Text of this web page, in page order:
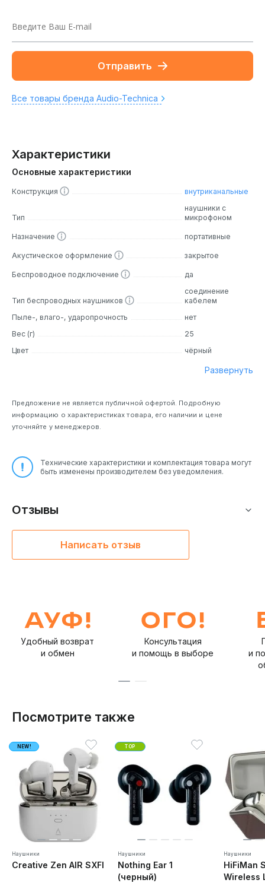
Отправить
Все товары бренда Audio-Technica
Характеристики
Основные характеристики
Конструкция внутриканальные
Тип
наушники с
микрофоном
Назначение портативные
Акустическое оформление закрытое
Беспроводное подключение да
Тип беспроводных наушников
соединение
кабелем
Пыле-, влаго-, ударопрочность
нет
Вес (г)
25
Цвет
чёрный
Развернуть
Предложение не является публичной офертой. Подробную
информацию о характеристиках товара, его наличии и цене
уточняйте у менеджеров.
Технические характеристики и комплектация товара могут
быть изменены производителем без уведомления.
Отзывы
Написать отзыв
Удобный возврат
и обмен
Консультация
и помощь в выборе
и
Посмотрите также
NEW!
Наушники
Creative Zen AIR SXFI
TOP
Наушники
Nothing Ear 1
(черный)
Наушники
HiFiMan
Wireless